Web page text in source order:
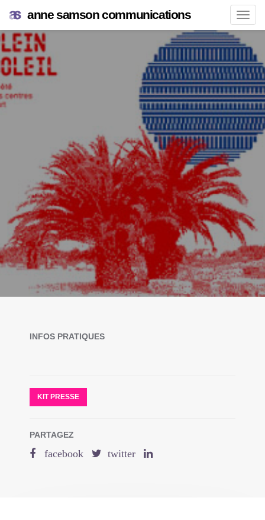
anne samson communications
INFOS PRATIQUES
KIT PRESSE
PARTAGEZ